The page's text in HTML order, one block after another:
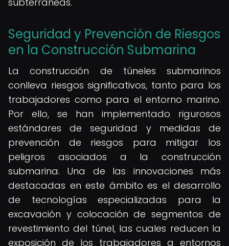
Seguridad y Prevención de Riesgos
en la Construcción Submarina
La construcción de túneles submarinos
conlleva riesgos significativos, tanto para los
trabajadores como para el entorno marino.
Por ello, se han implementado rigurosos
estándares de seguridad y medidas de
prevención de riesgos para mitigar los
peligros asociados a la construcción
submarina. Una de las innovaciones más
destacadas en este ámbito es el desarrollo
de tecnologías especializadas para la
excavación y colocación de segmentos de
revestimiento del túnel, las cuales reducen la
exposición de los trabajadores a entornos